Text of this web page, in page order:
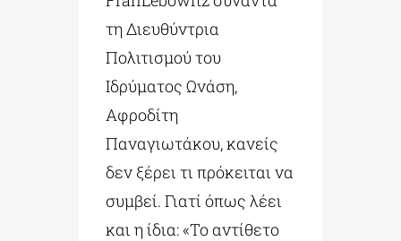
τη Διευθύντρια
Πολιτισμού του
Ιδρύματος Ωνάση,
Αφροδίτη
Παναγιωτάκου, κανείς
δεν ξέρει τι πρόκειται να
συμβεί. Γιατί όπως λέει
και η ίδια: «Το αντίθετο